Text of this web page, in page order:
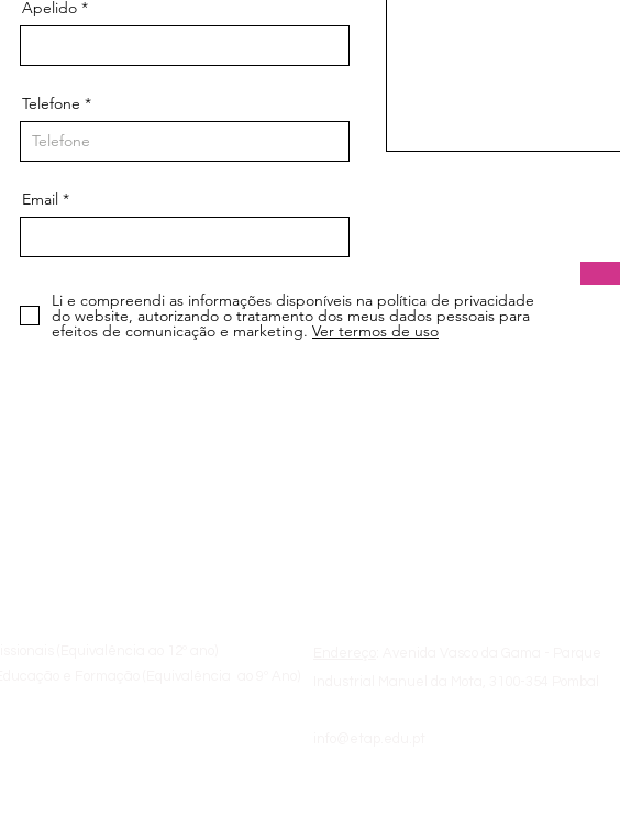
Apelido
Telefone
Email
Li e compreendi as informações disponíveis na política de privacidade
do website, autorizando o tratamento dos meus dados pessoais para
efeitos de comunicação e marketing. Ver termos de uso